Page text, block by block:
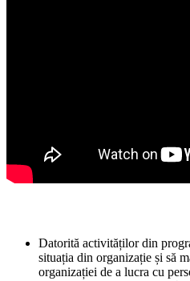
Datorită activităților din
situația din organizație și să
organizației de a lucra cu